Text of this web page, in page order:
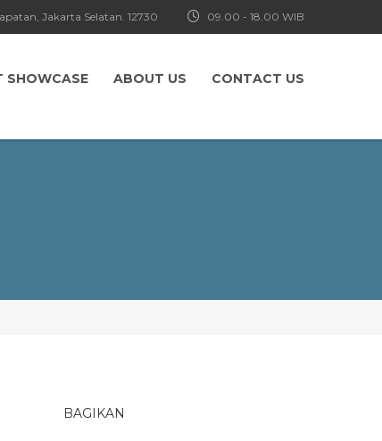
09.00 - 18.00 WIB
Jakarta Selatan. 12730
SHOWCASE ABOUT US CONTACT US
BAGIKAN